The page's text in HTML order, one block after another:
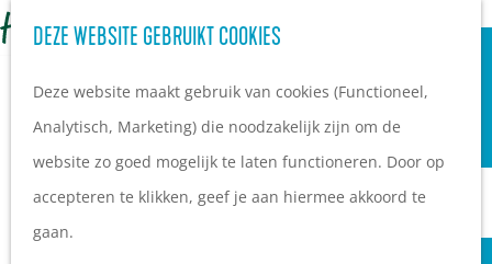
DEZE WEBSITE GEBRUIKT COOKIES
Deze website maakt gebruik van cookies (Functioneel,
Analytisch, Marketing) die noodzakelijk zijn om de
website zo goed mogelijk te laten functioneren. Door op
accepteren te klikken, geef je aan hiermee akkoord te
gaan.
G
Z
e
k
e
n
e
n
u
Vakantieparken
Hotels
B&B's